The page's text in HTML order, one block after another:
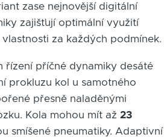
zase nejnovější digitální
zajišťují optimální využití
za každých podmínek.
řízení příčné dynamiky desáté
prokluzu kol u samotného
přesně naladěnými
Kola mohou mít až 23
smíšené pneumatiky. Adaptivní